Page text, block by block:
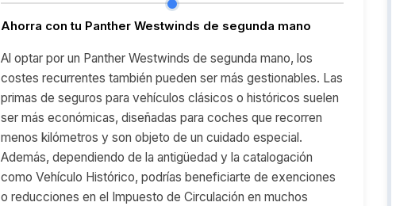
Ahorra con tu Panther Westwinds de segunda mano
Al optar por un Panther Westwinds de segunda mano, los
costes recurrentes también pueden ser más gestionables. Las
primas de seguros para vehículos clásicos o históricos suelen
ser más económicas, diseñadas para coches que recorren
menos kilómetros y son objeto de un cuidado especial.
Además, dependiendo de la antigüedad y la catalogación
como Vehículo Histórico, podrías beneficiarte de exenciones
o reducciones en el Impuesto de Circulación en muchos